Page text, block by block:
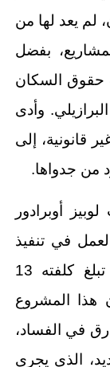
لم يعد لها من
بفضل
حقوق السكان
وأدى
قانونية، إلى
من جدواها.
أوبرادور
في تنفيذ
مطار مكسيكو سيتي الجديد، الذي تبلغ كلفته 13
هذا المشروع
في الفساد،
الذي يجري